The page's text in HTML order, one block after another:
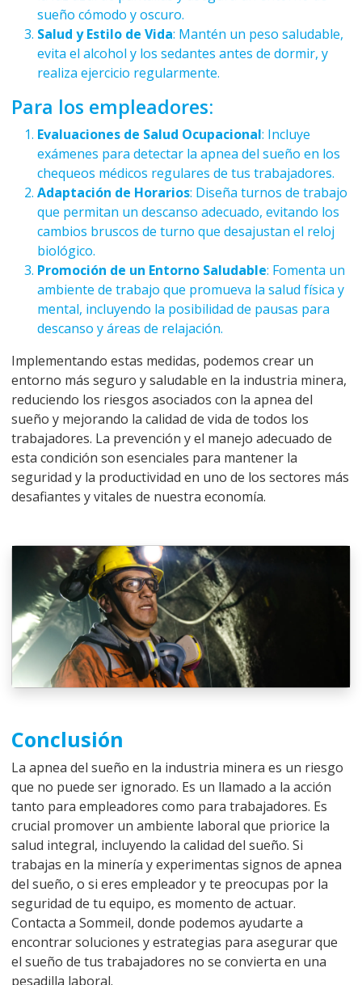
sueño cómodo y oscuro.
Salud y Estilo de Vida: Mantén un peso saludable,
evita el alcohol y los sedantes antes de dormir, y
realiza ejercicio regularmente.
Para los empleadores:
Evaluaciones de Salud Ocupacional: Incluye
exámenes para detectar la apnea del sueño en los
chequeos médicos regulares de tus trabajadores.
Adaptación de Horarios: Diseña turnos de trabajo
que permitan un descanso adecuado, evitando los
cambios bruscos de turno que desajustan el reloj
biológico.
Promoción de un Entorno Saludable: Fomenta un
ambiente de trabajo que promueva la salud física y
mental, incluyendo la posibilidad de pausas para
descanso y áreas de relajación.
Implementando estas medidas, podemos crear un
entorno más seguro y saludable en la industria minera,
reduciendo los riesgos asociados con la apnea del
sueño y mejorando la calidad de vida de todos los
trabajadores. La prevención y el manejo adecuado de
esta condición son esenciales para mantener la
seguridad y la productividad en uno de los sectores más
desafiantes y vitales de nuestra economía.
Conclusión
La apnea del sueño en la industria minera es un riesgo
que no puede ser ignorado. Es un llamado a la acción
tanto para empleadores como para trabajadores. Es
crucial promover un ambiente laboral que priorice la
salud integral, incluyendo la calidad del sueño. Si
trabajas en la minería y experimentas signos de apnea
del sueño, o si eres empleador y te preocupas por la
seguridad de tu equipo, es momento de actuar.
Contacta a Sommeil, donde podemos ayudarte a
encontrar soluciones y estrategias para asegurar que
el sueño de tus trabajadores no se convierta en una
pesadilla laboral.